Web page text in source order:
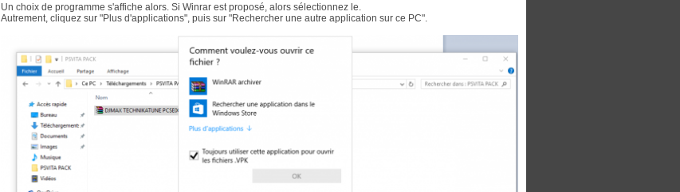
Un choix de programme s'affiche alors. Si Winrar est proposé, alors sélectionnez le.
Autrement, cliquez sur "Plus d'applications", puis sur "Rechercher une autre application sur ce PC".